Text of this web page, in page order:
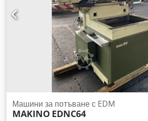
размери, тя е разглобена. ATC е
машината. В НАШИЯ СКЛАД
Хоризонтални обработващи центрове *
оси * ЦПУ стругове с 2 оси + C ос * ЦПУ
C ос + Y ос * ЦПУ тапинг центрове * ЦПУ
обработващи центрове 100%
металорежещи машини на склад! Можете
нас за допълнителни въпроси. CNC
Dkedsyrdn Iepfx Adtor
Машини за потъване с EDM
MAKINO EDNC64